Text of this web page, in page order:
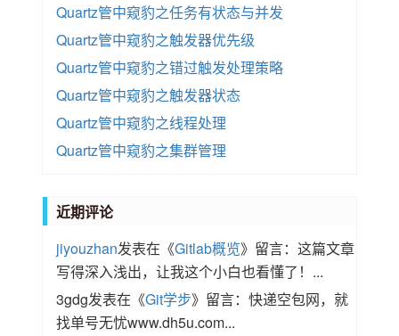
Quartz管中窥豹之任务有状态与并发
Quartz管中窥豹之触发器优先级
Quartz管中窥豹之错过触发处理策略
Quartz管中窥豹之触发器状态
Quartz管中窥豹之线程处理
Quartz管中窥豹之集群管理
近期评论
jiyouzhan发表在《Gitlab概览》留言：这篇文章
写得深入浅出，让我这个小白也看懂了！...
3gdg发表在《Git学步》留言：快递空包网，就
找单号无忧www.dh5u.com...